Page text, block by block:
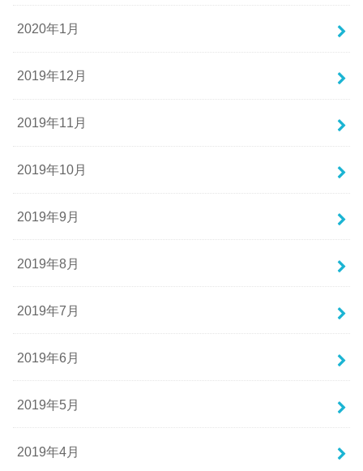
2020年1月
2019年12月
2019年11月
2019年10月
2019年9月
2019年8月
2019年7月
2019年6月
2019年5月
2019年4月